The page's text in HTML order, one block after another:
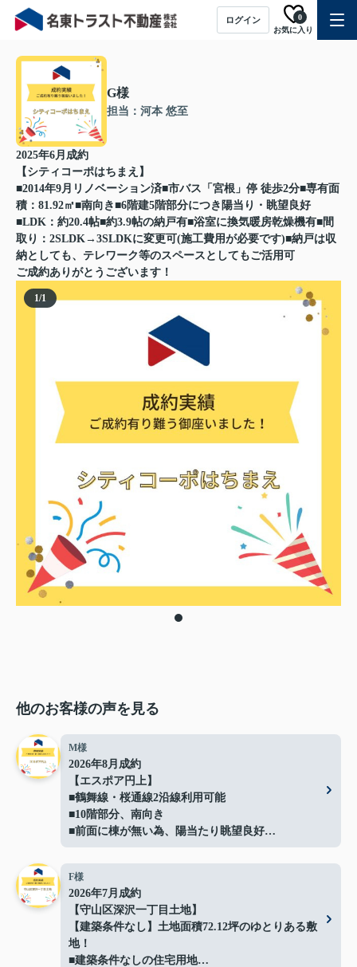
ログイン
お気に入り
0
G様
担当：河本 悠至
2025年6月成約
【シティコーポはちまえ】
■2014年9月リノベーション済■市バス「宮根」停 徒歩2分■専有面
積：81.92㎡■南向き■6階建5階部分につき陽当り・眺望良好
■LDK：約20.4帖■約3.9帖の納戸有■浴室に換気暖房乾燥機有■間
取り：2SLDK→3SLDKに変更可(施工費用が必要です)■納戸は収
納としても、テレワーク等のスペースとしてもご活用可
ご成約ありがとうございます！
1/1
他のお客様の声を見る
M様
2026年8月成約
【エスポア円上】
■鶴舞線・桜通線2沿線利用可能
■10階部分、南向き
■前面に棟が無い為、陽当たり眺望良好
■ペット飼育可能(規約による制限有)
■バルコニーにガーデンバン（水栓）有
■「円上」停（徒歩5分）より
栄、高速バスセンターへのアクセス可能
ご成約ありがとうございました！
F様
2026年7月成約
【守山区深沢一丁目土地】
【建築条件なし】土地面積72.12坪のゆとりある敷
地！
■建築条件なしの住宅用地